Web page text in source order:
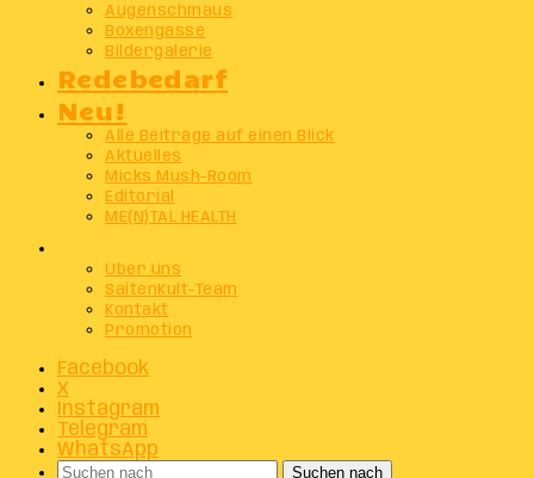
Augenschmaus
Boxengasse
Bildergalerie
Redebedarf
Neu!
Alle Beiträge auf einen Blick
Aktuelles
Micks Mush-Room
Editorial
ME(N)TAL HEALTH
Über uns
SaitenKult-Team
Kontakt
Promotion
Facebook
X
Instagram
Telegram
WhatsApp
Suchen nach